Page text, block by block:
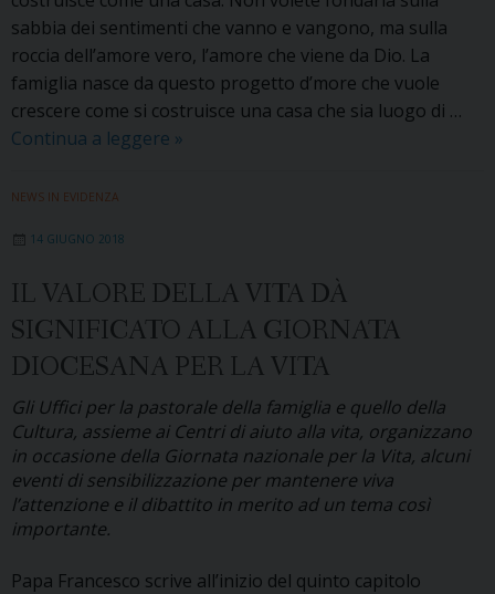
sabbia dei sentimenti che vanno e vangono, ma sulla
roccia dell’amore vero, l’amore che viene da Dio. La
famiglia nasce da questo progetto d’more che vuole
crescere come si costruisce una casa che sia luogo di …
Continua a leggere Vino
2019
degli
incontri
spiritualità
per
coppie
»
NEWS IN EVIDENZA
14 GIUGNO 2018
IL VALORE DELLA VITA DÀ
SIGNIFICATO ALLA GIORNATA
DIOCESANA PER LA VITA
Gli Uffici per la pastorale della famiglia e quello della
Cultura, assieme ai Centri di aiuto alla vita, organizzano
in occasione della Giornata nazionale per la Vita, alcuni
eventi di sensibilizzazione per mantenere viva
l’attenzione e il dibattito in merito ad un tema così
importante.
Papa Francesco scrive all’inizio del quinto capitolo